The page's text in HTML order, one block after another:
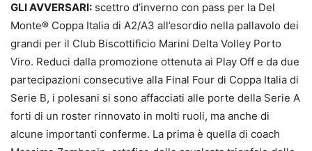
GLI AVVERSARI: scettro d’inverno con pass per la Del
Monte® Coppa Italia di A2/A3 all’esordio nella pallavolo dei
grandi per il Club Biscottificio Marini Delta Volley Porto
Viro. Reduci dalla promozione ottenuta ai Play Off e da due
partecipazioni consecutive alla Final Four di Coppa Italia di
Serie B, i polesani si sono affacciati alle porte della Serie A
forti di un roster rinnovato in molti ruoli, ma anche di
alcune importanti conferme. La prima è quella di coach